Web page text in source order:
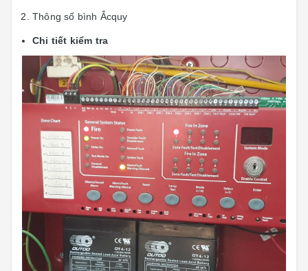
Thông số bình Ắcquy
Chi tiết kiểm tra